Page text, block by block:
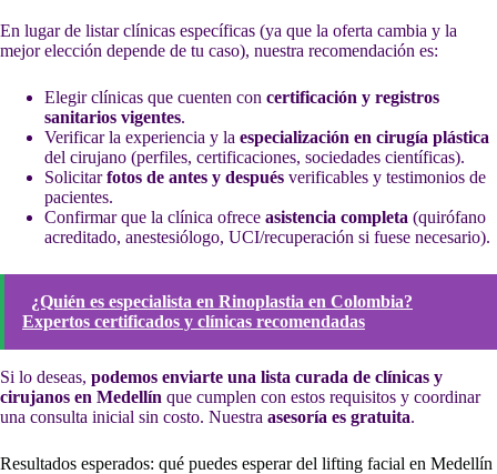
En lugar de listar clínicas específicas (ya que la oferta cambia y la
mejor elección depende de tu caso), nuestra recomendación es:
Elegir clínicas que cuenten con certificación y registros
sanitarios vigentes.
Verificar la experiencia y la especialización en cirugía plástica
del cirujano (perfiles, certificaciones, sociedades científicas).
Solicitarfotos de antes y después verificables y testimonios de
pacientes.
Confirmar que la clínica ofrece asistencia completa (quirófano
acreditado, anestesiólogo, UCI/recuperación si fuese necesario).
¿Quién es especialista en Rinoplastia en Colombia?
Expertos certificados y clínicas recomendadas
Si lo deseas, podemos enviarte una lista curada de clínicas y
cirujanos en Medellín que cumplen con estos requisitos y coordinar
una consulta inicial sin costo. Nuestra asesoría es gratuita.
Resultados esperados: qué puedes esperar del lifting facial en Medellín